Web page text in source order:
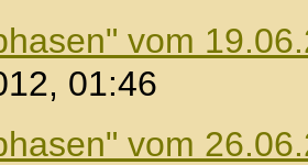
vom
01:46
vom